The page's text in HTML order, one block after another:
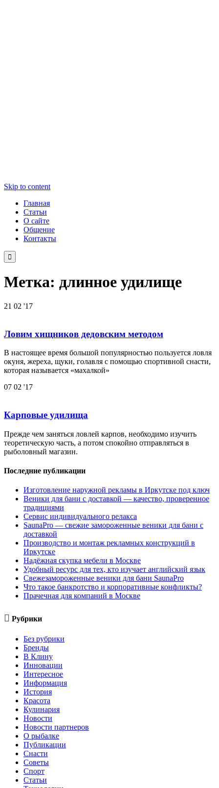
Skip to content
Главная
Статьи
О сайте
Общение
Контакты

Метка: длинное удилище
21 02 '17
Ловим хищников дедовским методом
В настоящее время большой популярностью пользуется ловля
окуня, жереха, щуки, голавля с помощью спортивной снасти,
которая называется «махалкой»
07 02 '17
Карповые удилища
Прежде чем заняться ловлей карпов, необходимо изучить
теоретическую часть, а потом спокойно отправляться в
рыболовный магазин.
Последние публикации
Изготовление наружной рекламы в Иркутске под ключ
Веники для бани с доставкой — качество, проверенное
традициями
Сервис индивидуального релакса
SaunaPro — свежие замороженные веники для бани с
доставкой
Производство и монтаж рекламных конструкций в
Иркутске
Надёжная скупка мебели в Москве
Удобный ресурс для тех, кто изучает английский язык
Свежезамороженные веники для бани SaunaPro
Что такое банкротство и корпоративные конфликты?
Прачечная для компаний в Москве
 Рубрики
Без рубрики
Бренды
В Клину
Инновации
Интересное
Информация
История
Красота
Кулинария
Новости
Новости партнеров
О рыбалке
Публикации
Снасти
Советы
Спорт
Статьи